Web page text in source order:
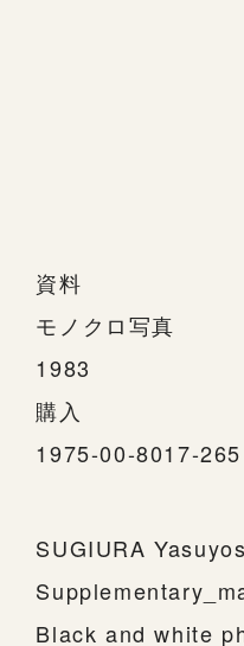
資料
モノクロ写真
1983
購入
1975-00-8017-265
SUGIURA
Black and white